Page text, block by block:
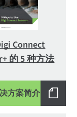
Connect
的 5 种方法
方案简介